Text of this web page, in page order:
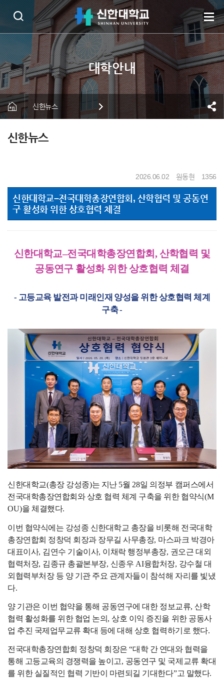
신한뉴스
신한뉴스
2026.06.02 원동현 1356
신한대학교–전국대학총장연합회, 산학협력 및 공동연
구 활성화 위한 상호협력 체결
신한대학교–전국대학총장연합회,산학협력 및
공동연구 활성화 위한 상호협력 체결
- 고등교육 발전과 미래인재 양성을 위한 상호협력 체계
구축-
신한대학교(총장 강성종)는 지난 5월 28일 의정부 캠퍼스에서
전국대학총장연합회와 상호 협력 체계 구축을 위한 협약식(M
OU)을 체결했다.
이번 협약식에는 강성종 신한대학교 총장을 비롯해 전국대학
총장연합회 정창덕 회장과 장무길 사무총장, 마스파크 박경아
대표이사, 김연수 기술이사, 이채락 행정부총장, 권오근 대외
협력처장, 김종규 총괄본부장, 신종우 AI융합처장, 강수철 대
외협력부처장 등 양 기관 주요 관계자들이 참석해 자리를 빛냈
다.
양 기관은 이번 협약을 통해 공동연구에 대한 정보교류,산학
협력 활성화를 위한 협업 논의 ,상호 이익 증진을 위한 공동사
업 추진 국제업무교류 확대 등에 대해 상호 협력하기로 했다.
전국대학총장연합회 정창덕 회장은“대학 간 연대와 협력을
통해 고등교육의 경쟁력을 높이고, 공동연구 및 국제교류 확대
를 위한 실질적인 협력 기반이 마련되길 기대한다”고 말했다.